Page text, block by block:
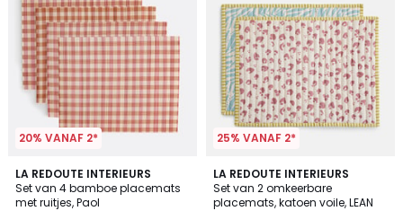
20% VANAF 2*
LA REDOUTE INTERIEURS
Set van 4 bamboe placemats
met ruitjes, Paol
25% VANAF 2*
LA REDOUTE INTERIEURS
Set van 2 omkeerbare
placemats, katoen voile, LEAN